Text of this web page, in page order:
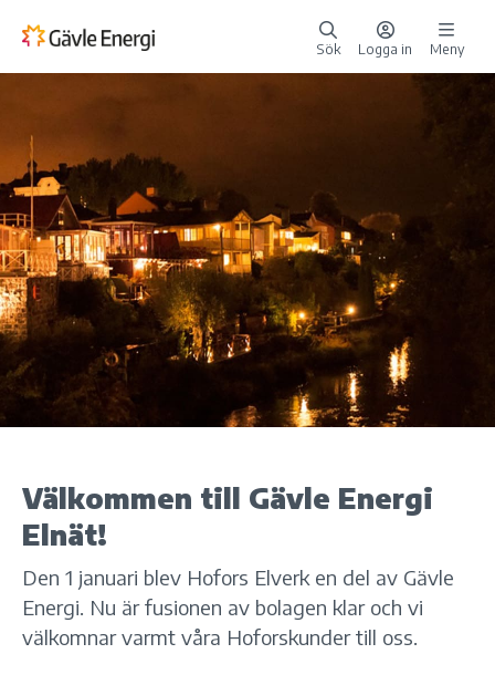
Sök Logga in Meny
Välkommen till Gävle Energi
Elnät!
Den 1 januari blev Hofors Elverk en del av Gävle
Energi. Nu är fusionen av bolagen klar och vi
välkomnar varmt våra Hoforskunder till oss.